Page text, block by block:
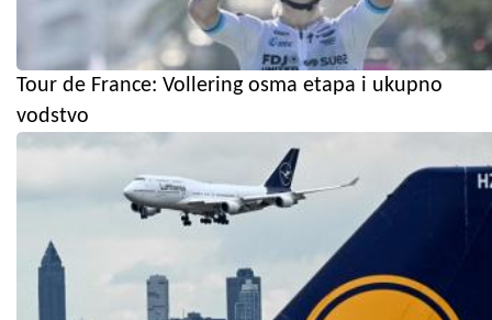
Tour de France: Vollering osma etapa i ukupno
vodstvo